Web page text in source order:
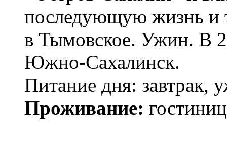
последующую жизнь и
в Тымовское. Ужин. В
Южно-Сахалинск.
Питание дня: завтрак,
Проживание: